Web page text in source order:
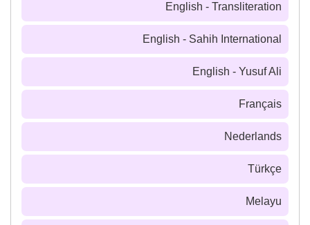
English - Transliteration
English - Sahih International
English - Yusuf Ali
Français
Nederlands
Türkçe
Melayu